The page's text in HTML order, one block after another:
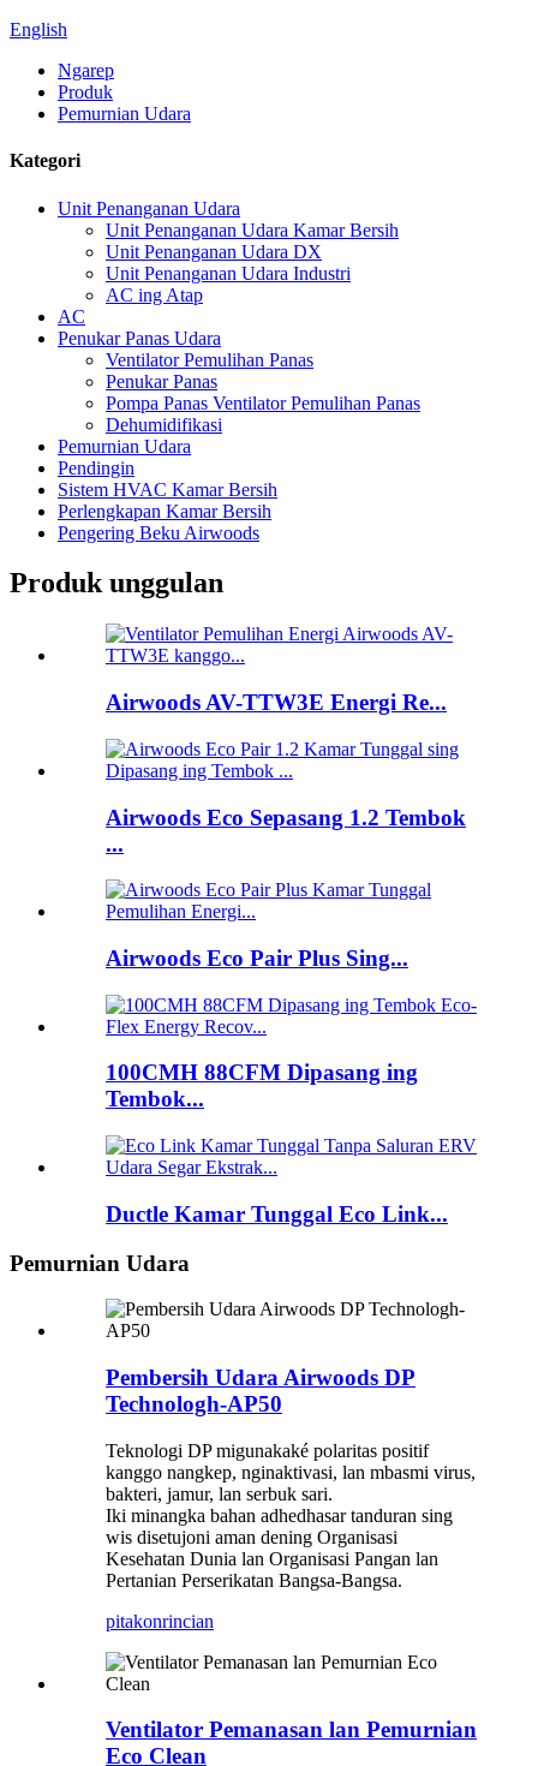
English
Ngarep
Produk
Pemurnian Udara
Kategori
Unit Penanganan Udara
Unit Penanganan Udara Kamar Bersih
Unit Penanganan Udara DX
Unit Penanganan Udara Industri
AC ing Atap
AC
Penukar Panas Udara
Ventilator Pemulihan Panas
Penukar Panas
Pompa Panas Ventilator Pemulihan Panas
Dehumidifikasi
Pemurnian Udara
Pendingin
Sistem HVAC Kamar Bersih
Perlengkapan Kamar Bersih
Pengering Beku Airwoods
Produk unggulan
Airwoods AV-TTW3E Energi Re...
Airwoods Eco Sepasang 1.2 Tembok
...
Airwoods Eco Pair Plus Sing...
100CMH 88CFM Dipasang ing
Tembok...
Ductle Kamar Tunggal Eco Link...
Pemurnian Udara
Pembersih Udara Airwoods DP
Technologh-AP50
Teknologi DP migunakaké polaritas positif
kanggo nangkep, nginaktivasi, lan mbasmi virus,
bakteri, jamur, lan serbuk sari.
Iki minangka bahan adhedhasar tanduran sing
wis disetujoni aman dening Organisasi
Kesehatan Dunia lan Organisasi Pangan lan
Pertanian Perserikatan Bangsa-Bangsa.
pitakonrincian
Ventilator Pemanasan lan Pemurnian
Eco Clean